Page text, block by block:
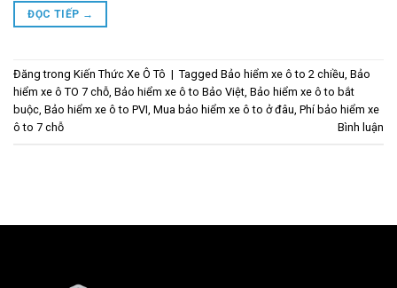
ĐỌC TIẾP →
Đăng trong Kiến Thức Xe Ô Tô | Tagged Bảo hiểm xe ô to 2 chiều, Bảo
hiểm xe ô TO 7 chỗ, Bảo hiểm xe ô to Bảo Việt, Bảo hiểm xe ô to bắt
buộc, Bảo hiểm xe ô to PVI, Mua bảo hiểm xe ô to ở đâu, Phí bảo hiểm xe
ô to 7 chỗ
Bình luận